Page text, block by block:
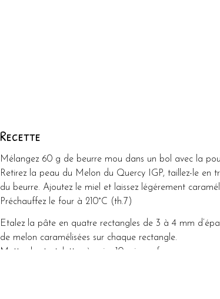
Recette
Mélangez 60 g de beurre mou dans un bol avec la
Retirez la peau du Melon du Quercy IGP, taillez-le en
du beurre. Ajoutez le miel et laissez légérement
Préchauffez le four à 210°C (th.7)
Etalez la pâte en quatre rectangles de 3 à 4 mm
de melon caramélisées sur chaque rectangle.
Mettez les tartelettes à cuire 10 min au four.